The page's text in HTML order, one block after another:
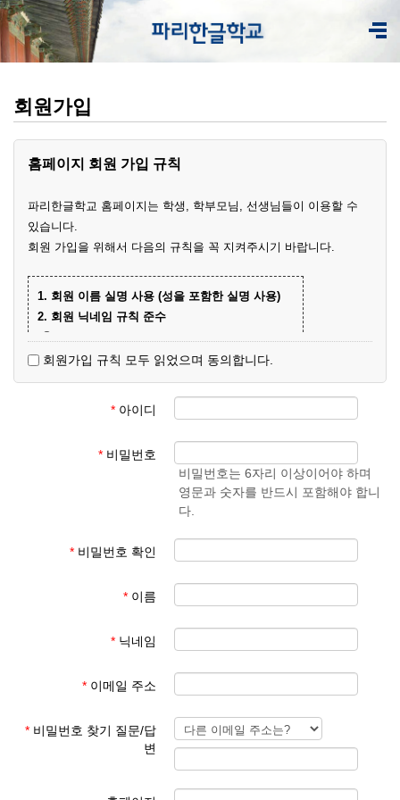
회원가입
홈페이지 회원 가입 규칙
파리한글학교 홈페이지는 학생, 학부모님, 선생님들이 이용할 수
있습니다.
회원 가입을 위해서 다음의 규칙을 꼭 지켜주시기 바랍니다.
1. 회원 이름 실명 사용 (성을 포함한 실명 사용)
2. 회원 닉네임 규칙 준수
① 학부모 회원 닉네임
- 학생 이름+엄마(아빠)
(예)
엄마
김예
준엄
마
(예)
김예
3. 회원 이메일은 입학원서에 기재된 이메일 주소
회원 가입 후 회원 승인에 평균 1일이 소요됩니다.
한글학교 회원이 아닌 분들이 특정한 사유로 홈페이지를 이용하기
파리한글학교 홈페이지 관리자
회원가입 규칙 모두 읽었으며 동의합니다.
* 아이디
* 비밀번호
비밀번호는 6자리 이상이어야 하며
영문과 숫자를 반드시 포함해야 합니
다.
* 비밀번호 확인
* 이름
* 닉네임
* 이메일 주소
* 비밀번호 찾기 질문/답
변